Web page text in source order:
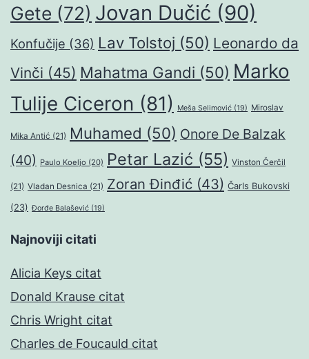
Gete (72) Jovan Dučić (90)
Konfučije (36) Lav Tolstoj (50) Leonardo da
Vinči (45) Mahatma Gandi (50) Marko
Tulije Ciceron (81) Meša Selimović (19) Miroslav
Mika Antić (21) Muhamed (50) Onore De Balzak
(40) Paulo Koeljo (20) Petar Lazić (55) Vinston Čerčil
(21) Vladan Desnica (21) Zoran Đinđić (43) Čarls Bukovski
(23) Đorđe Balašević (19)
Najnoviji citati
Alicia Keys citat
Donald Krause citat
Chris Wright citat
Charles de Foucauld citat